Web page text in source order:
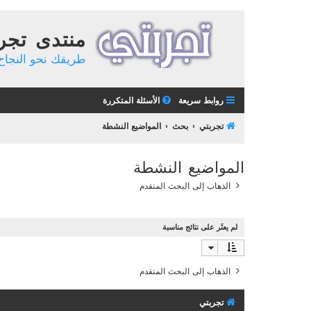
منتدى
طريقك نحو النجاح
روابط سريعة الأسئلة المتكررة
تجربتي بحث المواضيع النشطة
المواضيع النشطة
الذهاب إلى البحث المتقدم
لم يعثَر على نتائج مناسبة
الذهاب إلى البحث المتقدم
تجربتي